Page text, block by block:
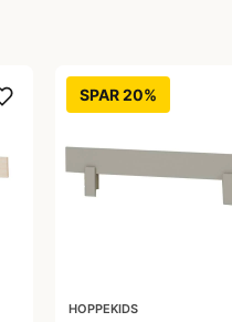
SPAR 20%
HOPPEKIDS